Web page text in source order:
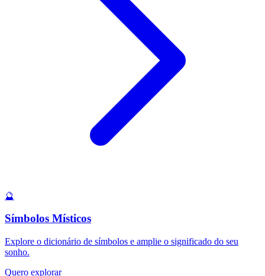
🔮
Símbolos Místicos
Explore o dicionário de símbolos e amplie o significado do seu
sonho.
Quero explorar